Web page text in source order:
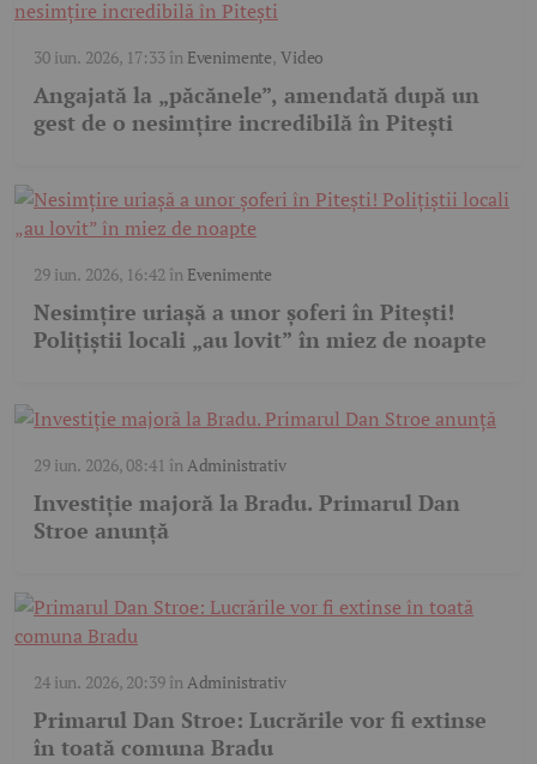
30 iun. 2026, 17:33în Evenimente,Video
Angajată la „păcănele”, amendată după un
gest de o nesimțire incredibilă în Pitești
29 iun. 2026, 16:42 în Evenimente
Nesimțire uriașă a unor șoferi în Pitești!
Polițiștii locali „au lovit” în miez de noapte
29 iun. 2026, 08:41 înAdministrativ
Investiție majoră la Bradu. Primarul Dan
Stroe anunță
24 iun. 2026, 20:39înAdministrativ
Primarul Dan Stroe: Lucrările vor fi extinse
în toată comuna Bradu